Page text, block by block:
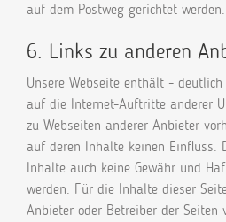
auf dem Postweg gerichtet werden.
6. Links zu anderen
Unsere Webseite enthält -
auf die Internet-Auftritte anderer
zu Webseiten anderer Anbieter
auf deren Inhalte keinen Einfluss.
Inhalte auch keine Gewähr und
werden. Für die Inhalte dieser
Anbieter oder Betreiber der Seiten